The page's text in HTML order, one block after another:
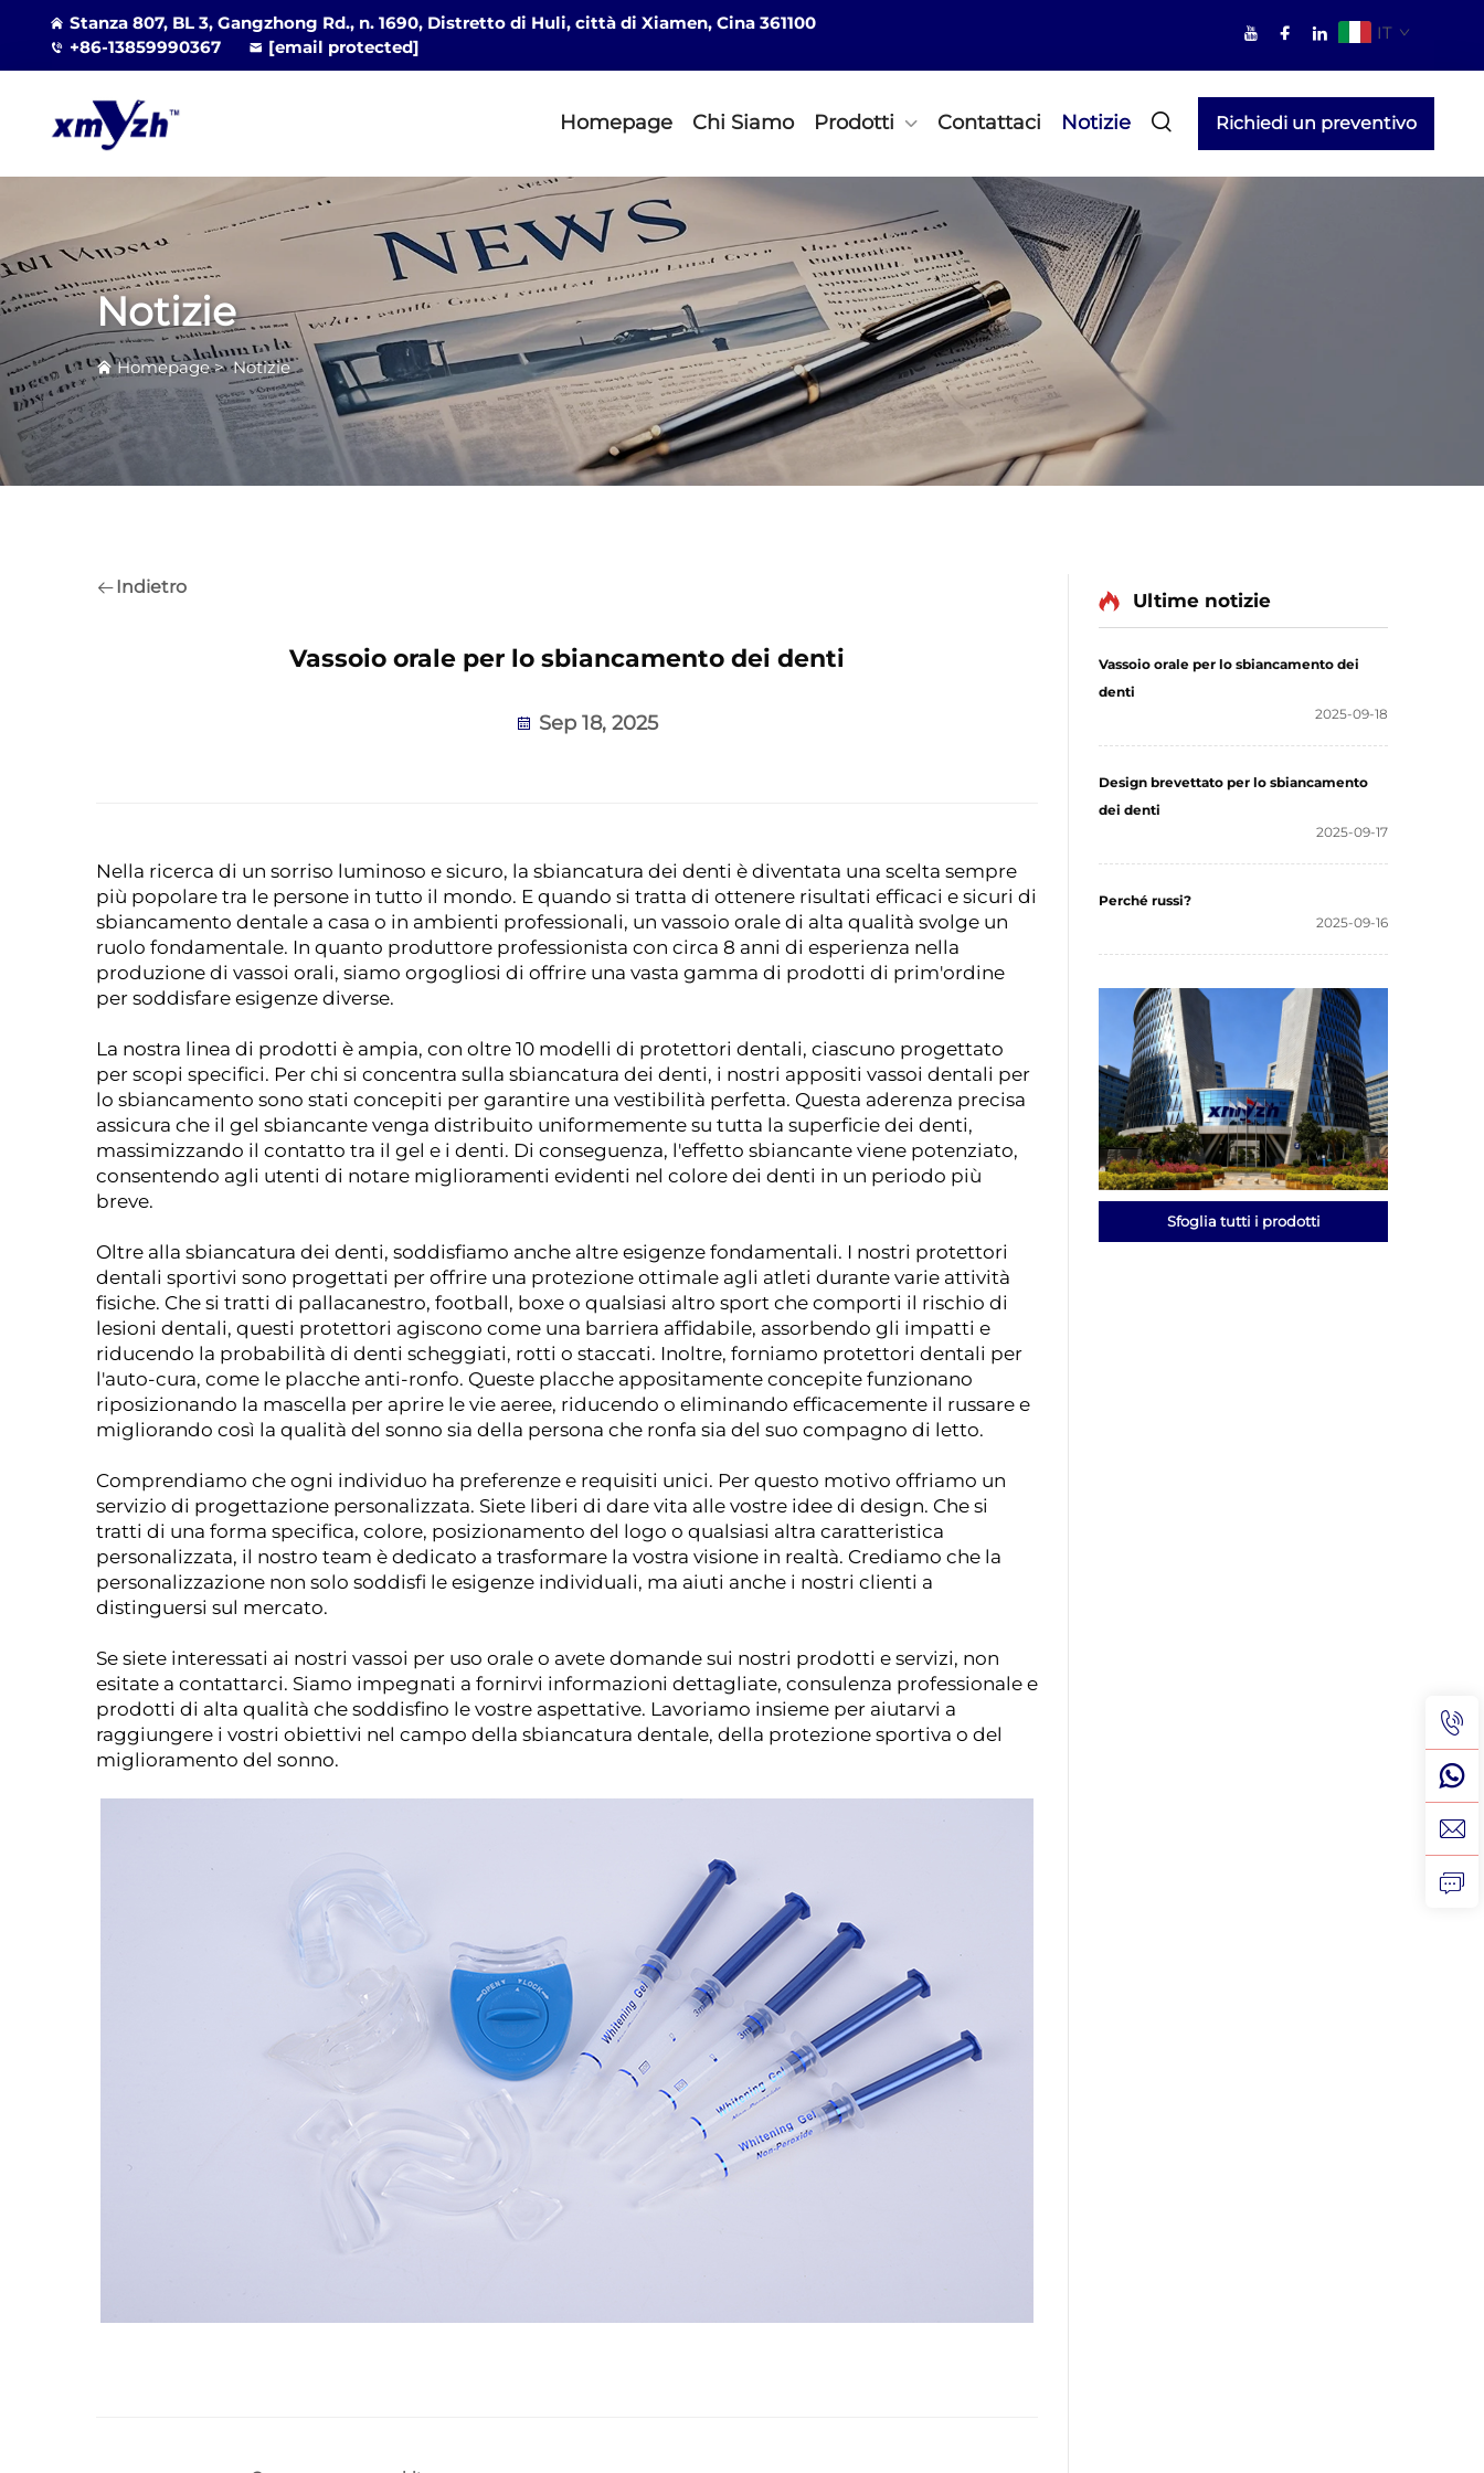
Stanza 807, BL 3, Gangzhong Rd., n. 1690, Distretto di Huli, città di Xiamen, Cina 361100
+86-13859990367
[email protected]
IT
Homepage Chi Siamo Prodotti Contattaci Notizie Richiedi un preventivo
Notizie
Homepage>Notizie
Indietro
Vassoio orale per lo sbiancamento dei denti
Sep 18, 2025
Nella ricerca di un sorriso luminoso e sicuro, la sbiancatura dei denti è diventata una scelta sempre
più popolare tra le persone in tutto il mondo. E quando si tratta di ottenere risultati efficaci e sicuri di
sbiancamento dentale a casa o in ambienti professionali, un vassoio orale di alta qualità svolge un
ruolo fondamentale. In quanto produttore professionista con circa 8 anni di esperienza nella
produzione di vassoi orali, siamo orgogliosi di offrire una vasta gamma di prodotti di prim'ordine
per soddisfare esigenze diverse.
La nostra linea di prodotti è ampia, con oltre 10 modelli di protettori dentali, ciascuno progettato
per scopi specifici. Per chi si concentra sulla sbiancatura dei denti, i nostri appositi vassoi dentali per
lo sbiancamento sono stati concepiti per garantire una vestibilità perfetta. Questa aderenza precisa
assicura che il gel sbiancante venga distribuito uniformemente su tutta la superficie dei denti,
massimizzando il contatto tra il gel e i denti. Di conseguenza, l'effetto sbiancante viene potenziato,
consentendo agli utenti di notare miglioramenti evidenti nel colore dei denti in un periodo più
breve.
Oltre alla sbiancatura dei denti, soddisfiamo anche altre esigenze fondamentali. I nostri protettori
dentali sportivi sono progettati per offrire una protezione ottimale agli atleti durante varie attività
fisiche. Che si tratti di pallacanestro, football, boxe o qualsiasi altro sport che comporti il rischio di
lesioni dentali, questi protettori agiscono come una barriera affidabile, assorbendo gli impatti e
riducendo la probabilità di denti scheggiati, rotti o staccati. Inoltre, forniamo protettori dentali per
l'auto-cura, come le placche anti-ronfo. Queste placche appositamente concepite funzionano
riposizionando la mascella per aprire le vie aeree, riducendo o eliminando efficacemente il russare e
migliorando così la qualità del sonno sia della persona che ronfa sia del suo compagno di letto.
Comprendiamo che ogni individuo ha preferenze e requisiti unici. Per questo motivo offriamo un
servizio di progettazione personalizzata. Siete liberi di dare vita alle vostre idee di design. Che si
tratti di una forma specifica, colore, posizionamento del logo o qualsiasi altra caratteristica
personalizzata, il nostro team è dedicato a trasformare la vostra visione in realtà. Crediamo che la
personalizzazione non solo soddisfi le esigenze individuali, ma aiuti anche i nostri clienti a
distinguersi sul mercato.
Se siete interessati ai nostri vassoi per uso orale o avete domande sui nostri prodotti e servizi, non
esitate a contattarci. Siamo impegnati a fornirvi informazioni dettagliate, consulenza professionale e
prodotti di alta qualità che soddisfino le vostre aspettative. Lavoriamo insieme per aiutarvi a
raggiungere i vostri obiettivi nel campo della sbiancatura dentale, della protezione sportiva o del
miglioramento del sonno.
Ultime notizie
Vassoio orale per lo sbiancamento dei
denti
2025-09-18
Design brevettato per lo sbiancamento
dei denti
2025-09-17
Perché russi?
2025-09-16
Sfoglia tutti i prodotti